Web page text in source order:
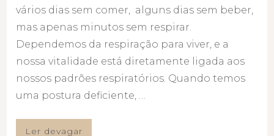
vários dias sem comer, alguns dias sem beber,
mas apenas minutos sem respirar.
Dependemos da respiração para viver, e a
nossa vitalidade está diretamente ligada aos
nossos padrões respiratórios. Quando temos
uma postura deficiente, …
Ler devagar